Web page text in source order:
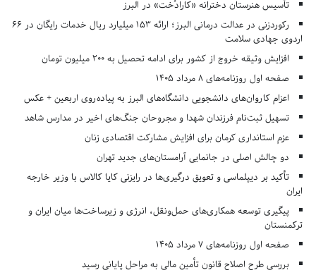
تأسیس هنرستان دخترانه «کارادُخت» در البرز
رکوردزنی در عدالت درمانی البرز؛ ارائه ۱۵۳ میلیارد ریال خدمات رایگان در ۶۶
اردوی جهادی سلامت
افزایش وثیقه خروج از کشور برای ادامه تحصیل به ۲۰۰ میلیون تومان
صفحه اول روزنامه‌های 8 مرداد 1405
اعزام کاروان‌های دانشجویی دانشگاه‌های البرز به پیاده‌روی اربعین + عکس
تسهیل ثبت‌نام فرزندان شهدا و مجروحان جنگ‌های اخیر در مدارس شاهد
عزم استانداری کرمان برای افزایش مشارکت اقتصادی زنان
دو چالش اصلی در جانمایی آرامستان‌های جدید تهران
تأکید بر دیپلماسی و تعویق درگیری‌ها در رایزنی کایا کالاس با وزیر خارجه
ایران
پیگیری توسعه همکاری‌های حمل‌ونقل، انرژی و زیرساخت‌ها میان ایران و
ترکمنستان
صفحه اول روزنامه‌های 7 مرداد 1405
بررسی طرح اصلاح قانون تأمین مالی به مراحل پایانی رسید